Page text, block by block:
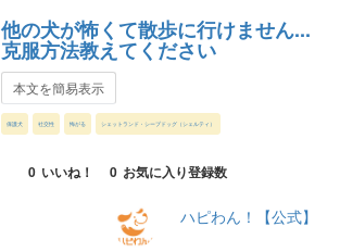
他の犬が怖くて散歩に行けません...
克服方法教えてください
本文を簡易表示
保護犬 社交性 怖がる シェットランド・シープドッグ（シェルティ）
0 いいね！ 0 お気に入り登録数
ハピわん！【公式】